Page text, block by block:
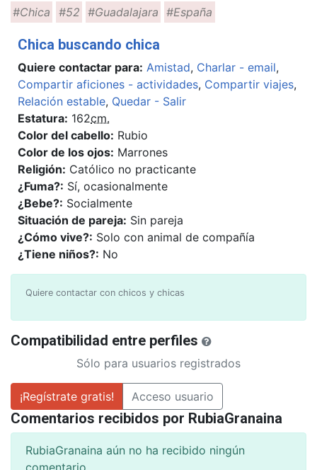
#Chica #52 #Guadalajara #España
Chica buscando chica
Quiere contactar para: Amistad, Charlar - email,
Compartir aficiones - actividades, Compartir viajes,
Relación estable, Quedar - Salir
Estatura: 162cm.
Color del cabello: Rubio
Color de los ojos: Marrones
Religión: Católico no practicante
¿Fuma?: Sí, ocasionalmente
¿Bebe?: Socialmente
Situación de pareja: Sin pareja
¿Cómo vive?: Solo con animal de compañía
¿Tiene niños?: No
Quiere contactar con chicos y chicas
Compatibilidad entre perfiles
Sólo para usuarios registrados
¡Regístrate gratis! Acceso usuario
Comentarios recibidos por RubiaGranaina
RubiaGranaina aún no ha recibido ningún